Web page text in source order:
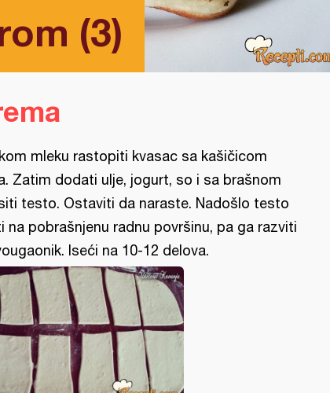
(3)
mleku rastopiti kvasac sa kašičicom
Zatim dodati ulje, jogurt, so i sa brašnom
testo. Ostaviti da naraste. Nadošlo testo
na pobrašnjenu radnu površinu, pa ga razviti
Iseći na 10-12 delova.